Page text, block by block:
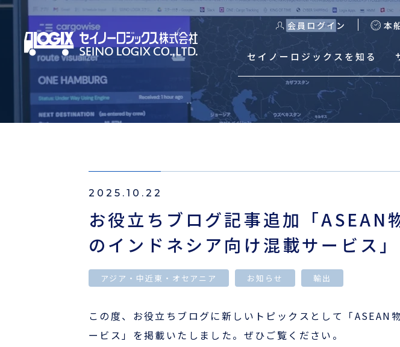
会員ログイン 本
セイノーロジックスを知る
サービス
輸出海上混載輸送（LCL）
輸入海上混載輸送（LCL）
Asian Express Service(HDS)
コンテナ輸送（輸出・輸入）
事例
輸入
輸入
ール
ロ
2025.10.22
お役立ちブログ記事追加「ASEAN
のインドネシア向け混載サービス」
アジア・中近東・オセアニア お知らせ 輸出
この度、お役立ちブログに新しいトピックスとして「
ービス」を掲載いたしました。 ぜひご覧ください。